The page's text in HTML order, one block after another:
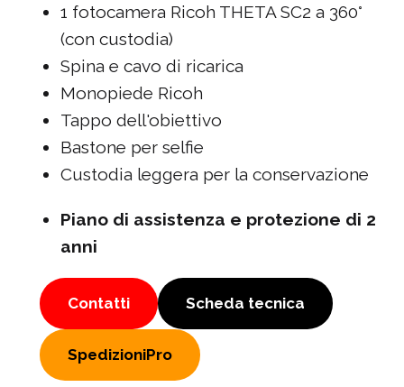
1 fotocamera Ricoh THETA SC2 a 360°
(con custodia)
Spina e cavo di ricarica
Monopiede Ricoh
Tappo dell'obiettivo
Bastone per selfie
Custodia leggera per la conservazione
Piano di assistenza e protezione di 2
anni
Contatti Scheda tecnica
SpedizioniPro